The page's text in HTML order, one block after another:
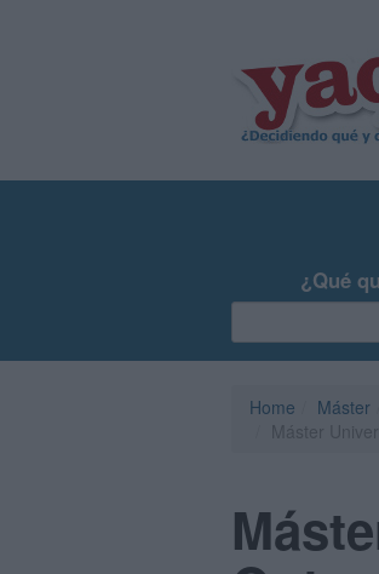
¿Qué
Home Máster